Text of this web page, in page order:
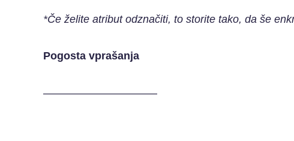
*Če želite atribut odznačiti, to storite tako, da še
Pogosta vprašanja
——————————–